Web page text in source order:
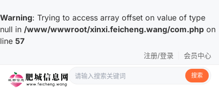
Warning: Trying to access array offset on value of type
null in /www/wwwroot/xinxi.feicheng.wang/com.php on
line 57
注册/登录 会员中心
搜索